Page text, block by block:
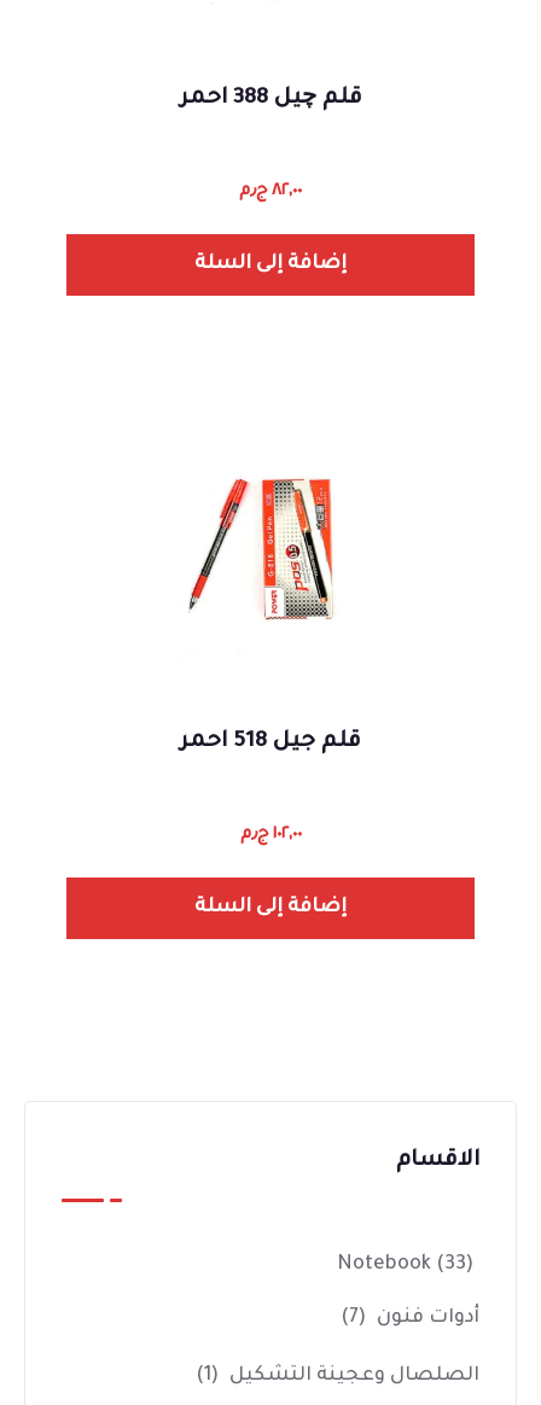
قلم چيل 388 احمر
٨٢,٠٠ ج٫م
إضافة إلى السلة
قلم جيل 518 احمر
١٠٢,٠٠ ج٫م
إضافة إلى السلة
الاقسام
Notebook (33)
أدوات فنون (7)
الصلصال وعجينة التشكيل (1)